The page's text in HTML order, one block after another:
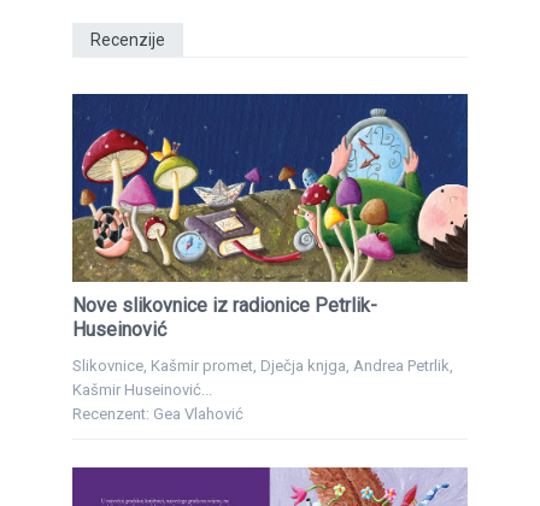
Recenzije
Nove slikovnice iz radionice Petrlik-
Huseinović
Slikovnice, Kašmir promet, Dječja knjga, Andrea Petrlik,
Kašmir Huseinović...
Recenzent: Gea Vlahović